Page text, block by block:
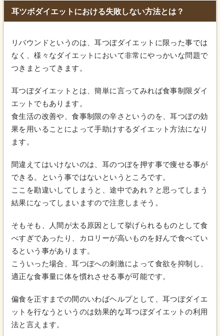
耳ツボダイエットにおける失敗しない方法とは？
リバウンドというのは、耳つぼダイエットに限った事では
なく、様々なダイエットにおいて非常にやっかいな問題で
つきまとってきます。
耳つぼダイエットとは、簡単に言ってみれば食事制限ダイ
エットでもあります。
食生活の改善や、食事制限の辛さというのを、耳つぼの効
果を用いることによって手助けするダイエット方法になり
ます。
間違えてはいけないのは、耳のつぼを押す事で痩せる事が
できる。という事ではないというところです。
ここを勘違いしてしまうと、途中であれ？と思ってしまう
結果になってしまいますので注意しまそう。
そもそも、人間が太る原因として挙げられるものとして食
べすぎであったり、カロリーが高いものを好んで食べてい
るという事があります。
こういった場合、耳つぼへの刺激によって食欲を抑制し、
適正な食事量に体を慣れさせる事が可能です。
偏食を正すまでの間のいわばヘルプとして、耳つぼダイエ
ットを行なうというのは効果的な耳つぼダイエットの利用
法と言えます。